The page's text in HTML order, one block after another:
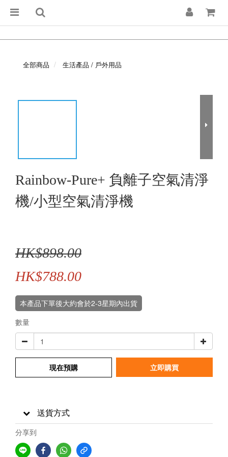
全部商品 生活產品 / 戶外用品
Rainbow-Pure+ 負離子空氣清淨
機/小型空氣清淨機
HK$898.00
HK$788.00
本產品下單後大約會於2-3星期內出貨
數量
現在預購 立即購買
送貨方式
分享到